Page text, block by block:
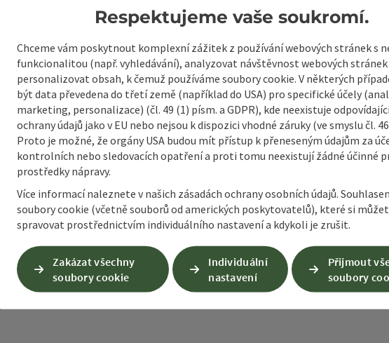
na poznámky Vytvořit PDF Vytisknout příspěvek V
Respektujeme vaše soukromí.
Chceme vám poskytnout komplexní zážitek z používání webových stránek s
funkcionalitou (např. vyhledávání), analyzovat návštěvnost webových stránek
personalizovat obsah, k čemuž používáme soubory cookie. V některých
být data převedena do třetí země (například do USA) pro specifické účely
marketing, personalizace) (čl. 49 (1) písm. a GDPR), kde neexistuje
ochrany údajů jako v EU nebo nejsou k dispozici vhodné záruky (ve smyslu čl. 46
Proto je možné, že orgány USA budou mít přístup k přeneseným údajům za
kontrolních nebo sledovacích opatření a proti tomu neexistují žádné účinné
prostředky nápravy.
Více informací naleznete v našich zásadách ochrany osobních údajů.
soubory cookie (včetně souborů od amerických poskytovatelů), které si
spravovat prostřednictvím individuálního nastavení a kdykoli je zrušit.
Zakázat všechny
soubory cookie
Individuální
nastavení
Přijmout
soubory